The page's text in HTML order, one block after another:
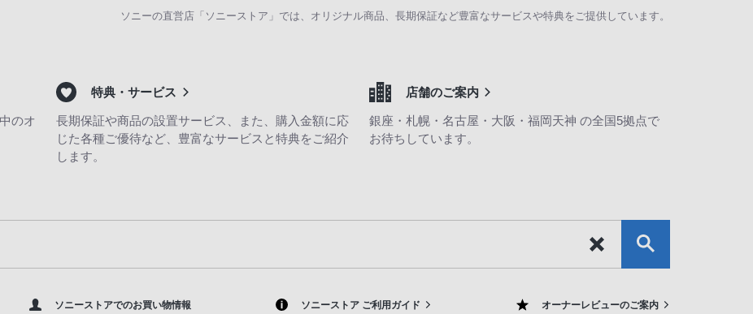
ソニーの直営店「ソニーストア」では、オリジナル商品、長期保証など豊富なサービスや特典をご提供しています。
のオ
特典・サービス
長期保証や商品の設置サービス、また、購入金額に応
じた各種ご優待など、豊富なサービスと特典をご紹介
します。
店舗のご案内
銀座・札幌・名古屋・大阪・福岡天神 の全国5拠点で
お待ちしています。
ソニーストアでのお買い物情報
ソニーストア ご利用ガイド オーナーレビューのご案内